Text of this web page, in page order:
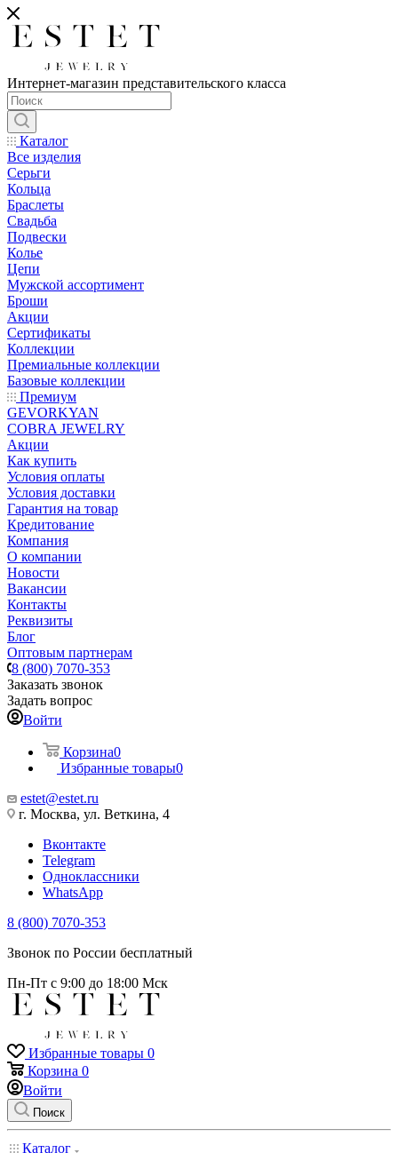
Интернет-магазин представительского класса
Каталог
Все изделия
Серьги
Кольца
Браслеты
Свадьба
Подвески
Колье
Цепи
Мужской ассортимент
Броши
Акции
Сертификаты
Коллекции
Премиальные коллекции
Базовые коллекции
Премиум
GEVORKYAN
COBRA JEWELRY
Акции
Как купить
Условия оплаты
Условия доставки
Гарантия на товар
Кредитование
Компания
О компании
Новости
Вакансии
Контакты
Реквизиты
Блог
Оптовым партнерам
8 (800) 7070-353
Заказать звонок
Задать вопрос
Войти
Корзина0
Избранные товары0
estet@estet.ru
г. Москва, ул. Веткина, 4
Вконтакте
Telegram
Одноклассники
WhatsApp
8 (800) 7070-353
Звонок по России бесплатный
Пн-Пт с 9:00 до 18:00 Мск
Избранные товары 0
Корзина 0
Войти
Поиск
Каталог